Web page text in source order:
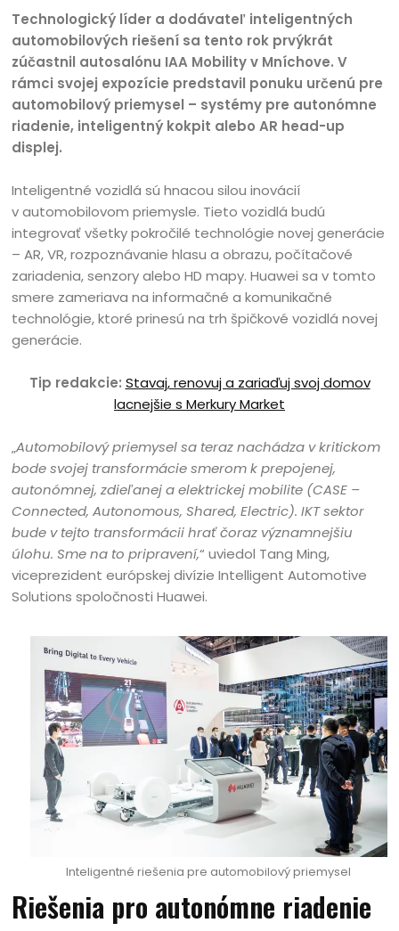
Technologický líder a dodávateľ inteligentných
automobilových riešení sa tento rok prvýkrát
zúčastnil autosalónu IAA Mobility v Mníchove. V
rámci svojej expozície predstavil ponuku určenú pre
automobilový priemysel – systémy pre autonómne
riadenie, inteligentný kokpit alebo AR head-up
displej.
Inteligentné vozidlá sú hnacou silou inovácií
v automobilovom priemysle. Tieto vozidlá budú
integrovať všetky pokročilé technológie novej generácie
– AR, VR, rozpoznávanie hlasu a obrazu, počítačové
zariadenia, senzory alebo HD mapy. Huawei sa v tomto
smere zameriava na informačné a komunikačné
technológie, ktoré prinesú na trh špičkové vozidlá novej
generácie.
Tip redakcie: Stavaj, renovuj a zariaďuj svoj domov
lacnejšie s Merkury Market
„Automobilový priemysel sa teraz nachádza v kritickom
bode svojej transformácie smerom k prepojenej,
autonómnej, zdieľanej a elektrickej mobilite (CASE –
Connected, Autonomous, Shared, Electric). IKT sektor
bude v tejto transformácii hrať čoraz významnejšiu
úlohu. Sme na to pripravení,“ uviedol Tang Ming,
viceprezident európskej divízie Intelligent Automotive
Solutions spoločnosti Huawei.
Inteligentné riešenia pre automobilový priemysel
Riešenia pro autonómne riadenie